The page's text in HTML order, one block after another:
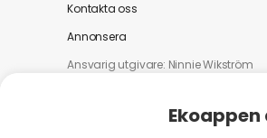
Kontakta oss
Annonsera
Ansvarig utgivare: Ninnie Wikström